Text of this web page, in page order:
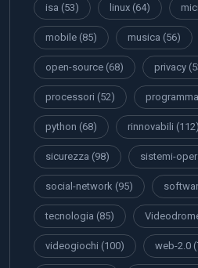
isa (53) linux (64)
mobile (85) musica (56)
open-source (68) privacy
processori (52)
python (68) rinnovabili (112)
sicurezza (98) sistemi-
social-network (95)
tecnologia (85)
videogiochi (100) web-2.0